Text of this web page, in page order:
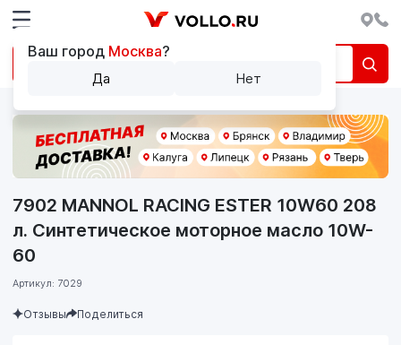
7902 MANNOL RACING ESTER 10W60 208
л. Синтетическое моторное масло 10W-
60
Артикул: 7029
Отзывы Поделиться
Ваш город Москва?
Да Нет